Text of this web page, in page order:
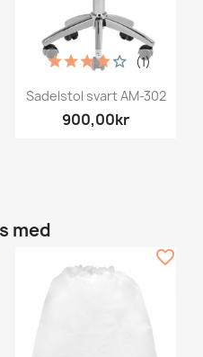
Sadelstol svart AM-302
900,00kr
(1)
med
favorite_border